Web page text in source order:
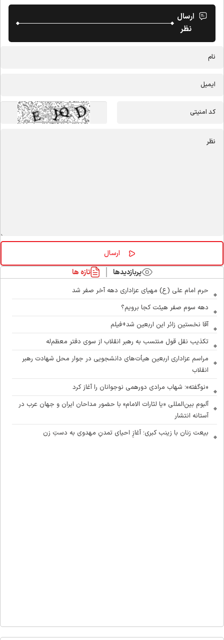
ارسال
نظر
پربازدیدها تازه ها
حرم امام علی (ع) مهیای عزاداری دهه آخر صفر شد
دهه سوم صفر هیئت کجا برویم؟
آقا نخستین زائر این اربعین شد+فیلم
تکذیب نقل قول منتسب به رهبر انقلاب از سوی دفتر معظم‌له
مراسم عزاداری اربعین هیأت‌های دانشجویی در جوار محل شهادت رهبر
انقلاب
«نوگفته»؛ شهاب مرادی دورهمی نوجوانان را آغاز کرد
آلبوم بین‌المللی «یا لثارات الامام» با حضور مداحان ایران و جهان عرب در
آستانه انتشار
بیعت زنان با زینب کبری؛ آغازِ احیای تمدنِ مهدوی به دستِ زن